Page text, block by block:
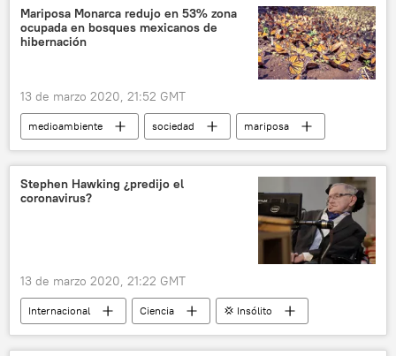
coronavirus en Europa
📰 El coronavirus en España
EEUU
Donald Trump
España
🌍 Europa
Mariposa Monarca redujo en 53% zona
ocupada en bosques mexicanos de
hibernación
13 de marzo 2020, 21:52 GMT
medioambiente sociedad
mariposa
México
ecología noticias
Stephen Hawking ¿predijo el
coronavirus?
13 de marzo 2020, 21:22 GMT
Internacional Ciencia
💢 Insólito
sociedad
Stephen Hawking